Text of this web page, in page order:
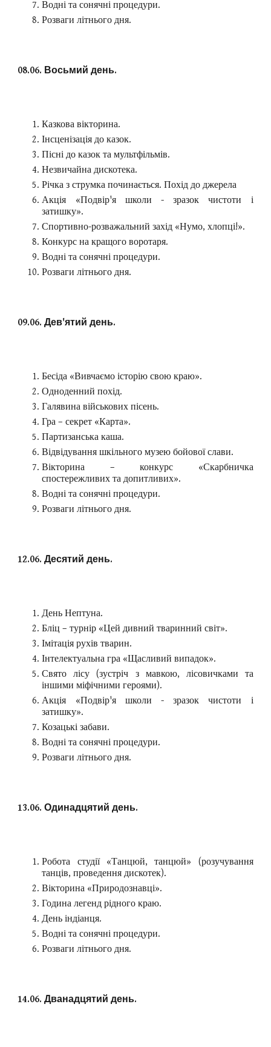
Водні та сонячні процедури.
Розваги літнього дня.
08.06. Восьмий день.
Казкова вікторина.
Інсценізація до казок.
Пісні до казок та мультфільмів.
Незвичайна дискотека.
Річка з струмка починається. Похід до джерела
Акція «Подвір'я школи - зразок чистоти і
затишку».
Спортивно-розважальний захід «Нумо, хлопці!».
Конкурс на кращого воротаря.
Водні та сонячні процедури.
Розваги літнього дня.
09.06. Дев'ятий день.
Бесіда «Вивчаємо історію свою краю».
Одноденний похід.
Галявина військових пісень.
Гра – секрет «Карта».
Партизанська каша.
Відвідування шкільного музею бойової слави.
Вікторина – конкурс «Скарбничка
спостережливих та допитливих».
Водні та сонячні процедури.
Розваги літнього дня.
12.06. Десятий день.
День Нептуна.
Бліц – турнір «Цей дивний тваринний світ».
Імітація рухів тварин.
Інтелектуальна гра «Щасливий випадок».
Свято лісу (зустріч з мавкою, лісовичками та
іншими міфічними героями).
Акція «Подвір'я школи - зразок чистоти і
затишку».
Козацькі забави.
Водні та сонячні процедури.
Розваги літнього дня.
13.06. Одинадцятий день.
Робота студії «Танцюй, танцюй» (розучування
танців, проведення дискотек).
Вікторина «Природознавці».
Година легенд рідного краю.
День індіанця.
Водні та сонячні процедури.
Розваги літнього дня.
14.06. Дванадцятий день.